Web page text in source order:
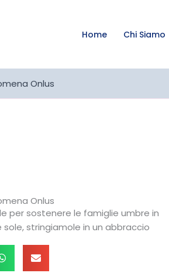
Home Chi Siamo
Onlus
Onlus
per sostenere le famiglie umbre in
stringiamole in un abbraccio